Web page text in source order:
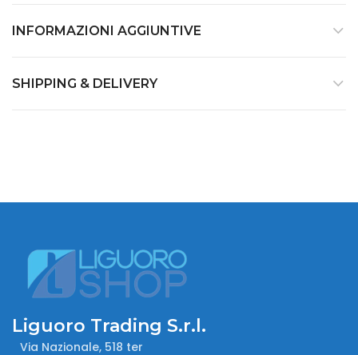
INFORMAZIONI AGGIUNTIVE
SHIPPING & DELIVERY
Liguoro Trading S.r.l.
Via Nazionale, 518 ter